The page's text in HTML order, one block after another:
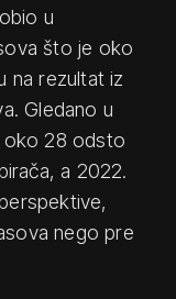
u
što je oko
na rezultat iz
Gledano u
oko 28 odsto
a 2022.
nego pre